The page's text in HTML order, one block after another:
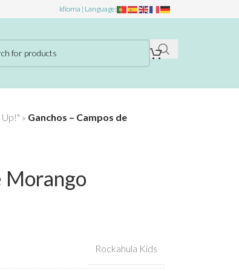
Idioma | Language:
» Ganchos – Campos de
Morango
Rockahula Kids